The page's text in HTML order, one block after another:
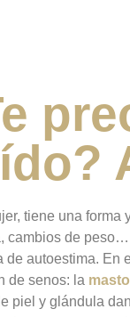
tiene una forma
cambios de
de autoestima. En
de senos: la
piel y glándula